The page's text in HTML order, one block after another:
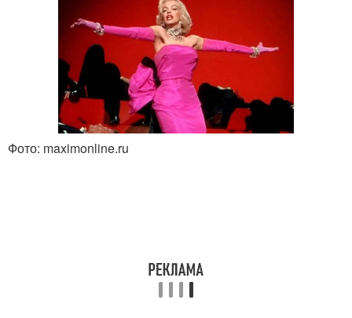
Фото: maximonline.ru